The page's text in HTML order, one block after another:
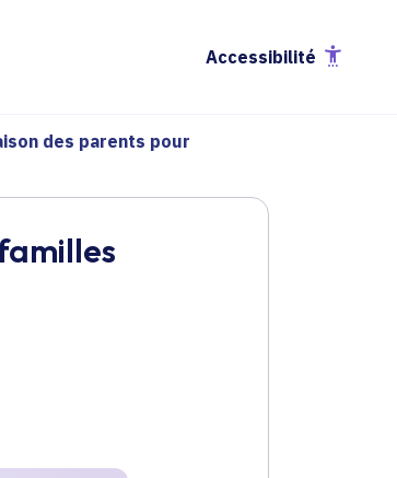
Accessibilité
des parents pour